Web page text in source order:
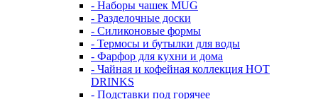
- Наборы чашек MUG
- Разделочные доски
- Силиконовые формы
- Термосы и бутылки для воды
- Фарфор для кухни и дома
- Чайная и кофейная коллекция HOT
DRINKS
- Подставки под горячее